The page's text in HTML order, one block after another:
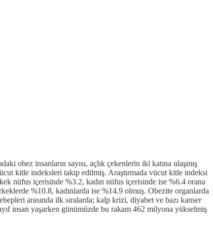
obez insanların sayısı, açlık çekenlerin iki katına ulaşmış
kitle indeksleri takip edilmiş. Araştırmada vücut kitle indeksi
nüfus içerisinde %3.2, kadın nüfus içerisinde ise %6.4 orana
%10.8, kadınlarda ise %14.9 olmuş. Obezite organlarda
arasında ilk sıralarda; kalp krizi, diyabet ve bazı kanser
insan yaşarken günümüzde bu rakam 462 milyona yükselmiş